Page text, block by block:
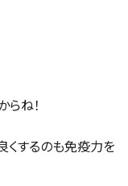
ね！
くするのも免疫力を